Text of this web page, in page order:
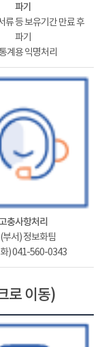
파기
류 등 보유기간 만료 후
파기
계용 익명처리
충사항처리
(부서) 정보화팀
화) 041-560-0343
로 이동)